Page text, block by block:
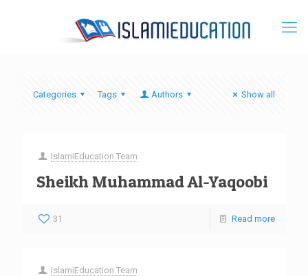
Categories Tags Authors Show all
IslamiEducation Team
Sheikh Muhammad Al-Yaqoobi
31 Read more
IslamiEducation Team